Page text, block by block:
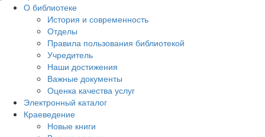
О библиотеке
История и современность
Отделы
Правила пользования библиотекой
Учредитель
Наши достижения
Важные документы
Оценка качества услуг
Электронный каталог
Краеведение
Новые книги